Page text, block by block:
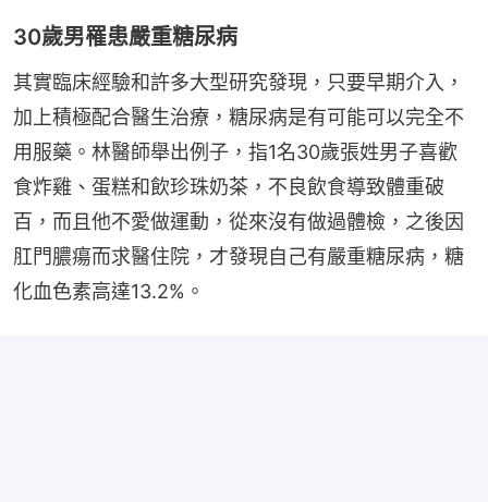
30歲男罹患嚴重糖尿病
其實臨床經驗和許多大型研究發現，只要早期介入，
加上積極配合醫生治療，糖尿病是有可能可以完全不
用服藥。林醫師舉出例子，指1名30歲張姓男子喜歡
食炸雞、蛋糕和飲珍珠奶茶，不良飲食導致體重破
百，而且他不愛做運動，從來沒有做過體檢，之後因
肛門膿瘍而求醫住院，才發現自己有嚴重糖尿病，糖
化血色素高達13.2%。